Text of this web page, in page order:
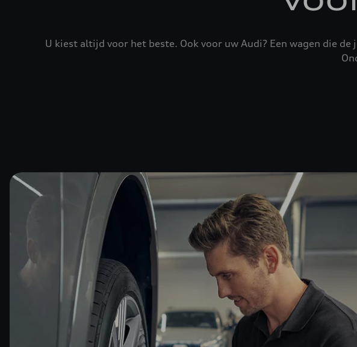
U kiest altijd voor het beste. Ook voor uw Audi? Een wagen die